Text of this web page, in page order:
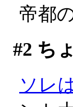
帝都
#2 ち
ソレ